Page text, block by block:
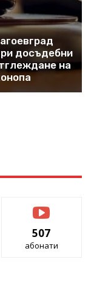
досъдебни
на
507
абонати